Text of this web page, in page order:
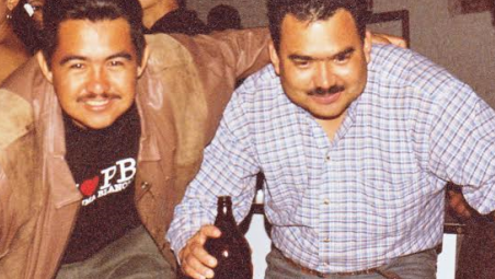
De
Un
Cowboy